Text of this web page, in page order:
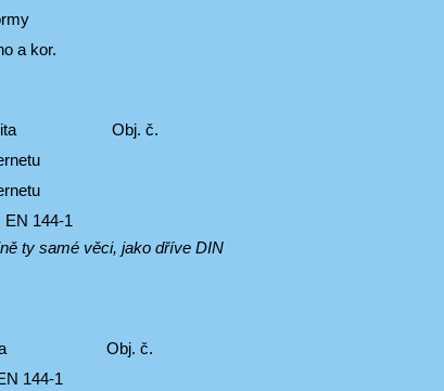
a kor.
Obj. č.
EN 144-1
ty samé věci, jako dříve DIN
Obj. č.
144-1